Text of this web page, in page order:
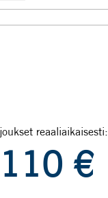
reaaliaikaisesti:
110 €